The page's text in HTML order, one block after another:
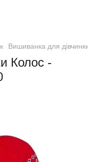
Вишиванка для
Колос -